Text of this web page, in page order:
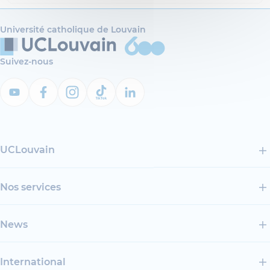
Université catholique de Louvain
Suivez-nous
UCLouvain
Nos services
News
International